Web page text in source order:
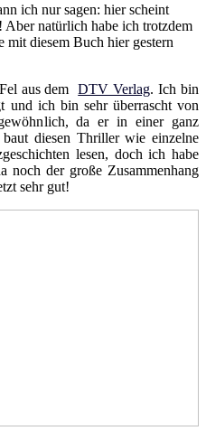
ich nur sagen: hier scheint
natürlich habe ich trotzdem
mit diesem Buch hier gestern
aus demDTV Verlag. Ich bin
und ich bin sehr überrascht von
da er in einer ganz
diesen Thriller wie einzelne
lesen, doch ich habe
noch der große Zusammenhang
sehr gut!